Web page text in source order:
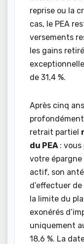
reprise ou la
cas, le PEA
versements
les gains
de 31,4 %.
Après cinq
profondément
retrait partiel
du PEA: vous
votre
actif, son
d’effectuer
la limite du
exonérés
uniquement
18,6 %. La